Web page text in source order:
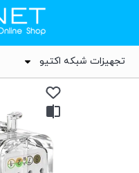
تجهیزات شبکه اکتیو